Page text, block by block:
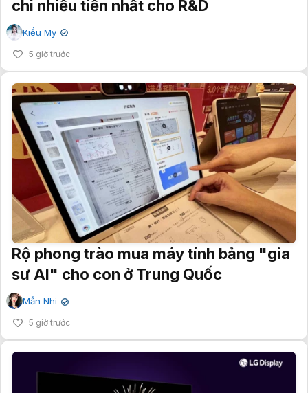
chi nhiều tiền nhất cho R&D
Kiều My ✔
5 giờ trước
Rộ phong trào mua máy tính bảng "gia
sư AI" cho con ở Trung Quốc
Mẫn Nhi ✔
5 giờ trước